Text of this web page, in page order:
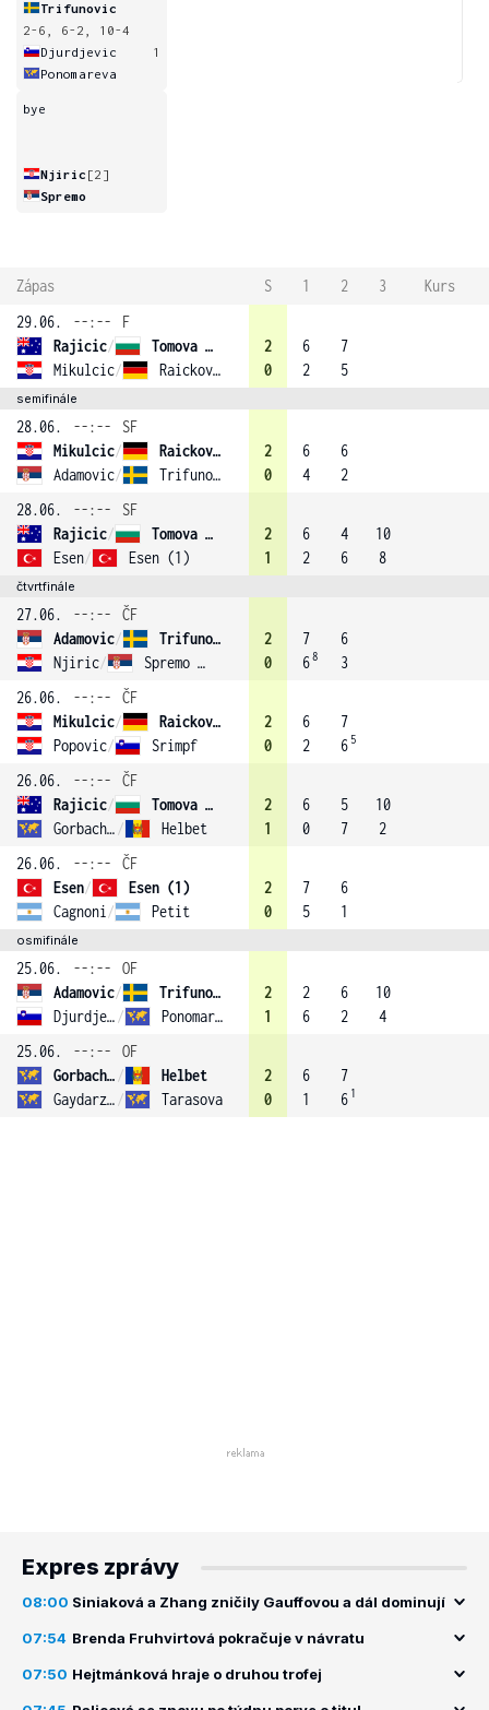
Trifunovic
2-6, 6-2, 10-4
Djurdjevic
1
Ponomareva
bye
Njiric [2]
Spremo
Zápas S 1 2 3
Kurs
29.06.
--:--
F
Rajicic/
Tomova (3)
Mikulcic/ Raickovic (4)
2
0
6
2
7
5
semifinále
28.06. --:--
SF
Mikulcic/
Raickovic (4)
Adamovic/ Trifunovic
2
0
6
4
6
2
28.06.
--:--
SF
Rajicic/
Tomova (3)
Esen/ Esen (1)
2
1
6
2
4
6
10
8
čtvrtfinále
27.06. --:--
ČF
Adamovic/
Trifunovic
Njiric/ Spremo (2)
2
0
7
68
6
3
26.06.
--:--
ČF
Mikulcic/
Raickovic (4)
Popovic/ Srimpf
2
0
6
2
7
6 5
26.06. --:--
ČF
Rajicic/
Tomova (3)
Gorbachkova / Helbet
2
1
6
0
5
7
10
2
26.06.
--:--
ČF
Esen/
Esen (1)
Cagnoni / Petit
2
0
7
5
6
1
osmifinále
25.06. --:--
OF
Adamovic/
Trifunovic
Djurdjevic / Ponomareva
2
1
2
6
6
2
10
4
25.06.
--:--
OF
Gorbachkova /
Helbet
Gaydarzhi / Tarasova
2
0
6
1
7
6 1
Expres zprávy
08:00 Siniaková a Zhang zničily Gauffovou a dál dominují
07:54 Brenda Fruhvirtová pokračuje v návratu
07:50 Hejtmánková hraje o druhou trofej